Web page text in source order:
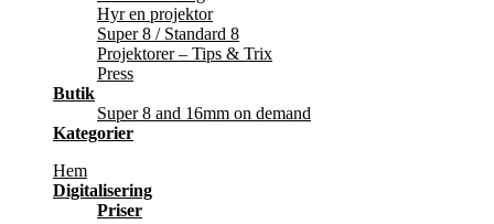
Hyr en projektor
Super 8 / Standard 8
Projektorer – Tips & Trix
Press
Butik
Super 8 and 16mm on demand
Kategorier
Hem
Digitalisering
Priser